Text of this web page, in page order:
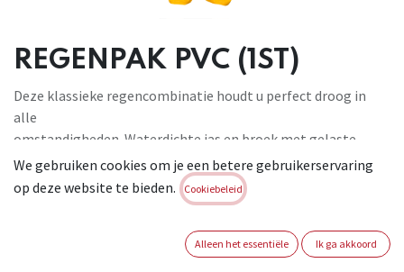
REGENPAK PVC (1ST)
Deze klassieke regencombinatie houdt u perfect droog in
alle
omstandigheden. Waterdichte jas en broek met gelaste
naden. Capuchon met rijgkoord. Jas met ritssluiting onder
overslag met drukknopen. Twee
grote voorzakken onder overslag. Trekkoord in de taille van
regenbroek. Handige overtrekkleding. Materiaal:
We gebruiken cookies om je een betere gebruikerservaring
op deze website te bieden.
Cookiebeleid
Alleen het essentiële Ik ga akkoord